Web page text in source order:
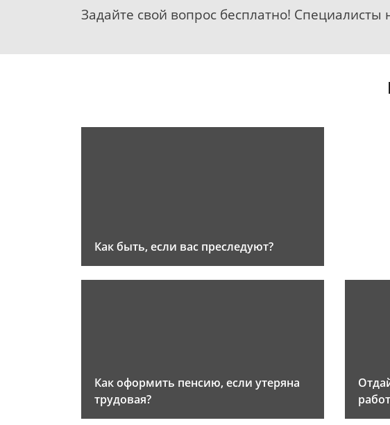
Задайте свой вопрос бесплатно!
Как быть, если вас преследуют?
Как оформить пенсию, если утеряна
трудовая?